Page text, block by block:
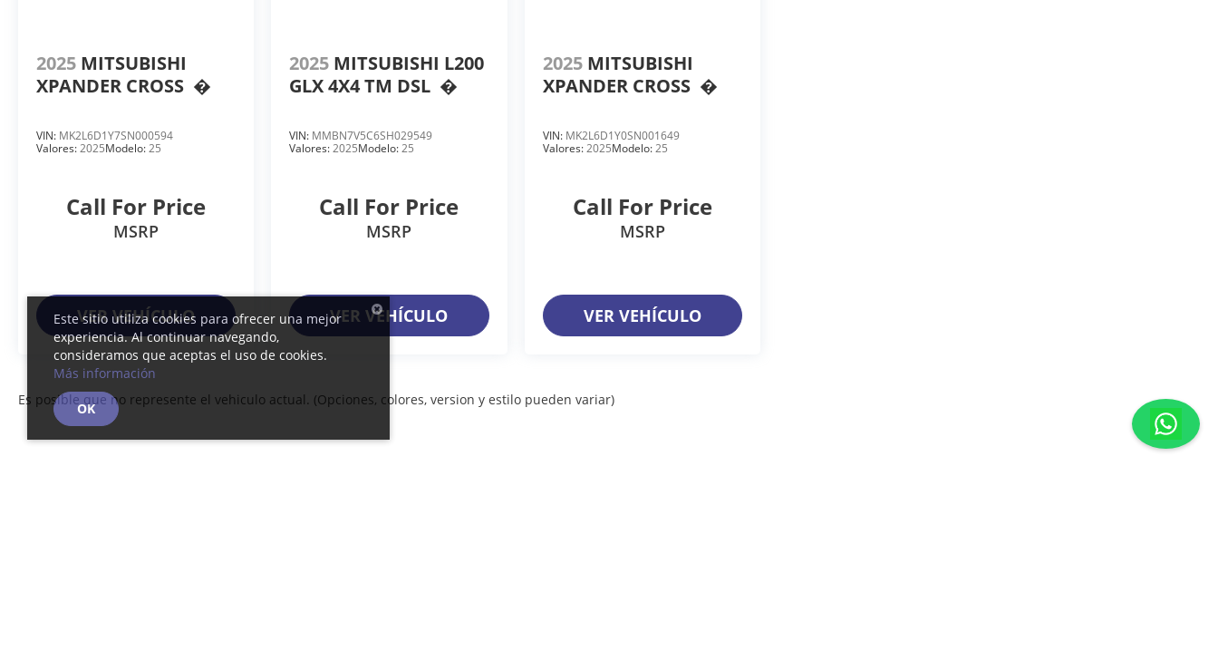
2025 MITSUBISHI
XPANDER CROSS �
VIN: MK2L6D1Y7SN000594
Valores:2025Modelo:25
Call For Price
MSRP
VER VEHÍCULO
2025 MITSUBISHI L200
GLX 4X4 TM DSL �
VIN: MMBN7V5C6SH029549
Valores:2025Modelo:25
Call For Price
MSRP
VER VEHÍCULO
2025 MITSUBISHI
XPANDER CROSS �
VIN: MK2L6D1Y0SN001649
Valores:2025Modelo:25
Call For Price
MSRP
VER VEHÍCULO
Es posible que no represente el vehiculo actual. (Opciones, colores, version y estilo pueden variar)
Este sitio utiliza cookies para ofrecer una mejor
experiencia. Al continuar navegando,
consideramos que aceptas el uso de cookies.
Más información
OK